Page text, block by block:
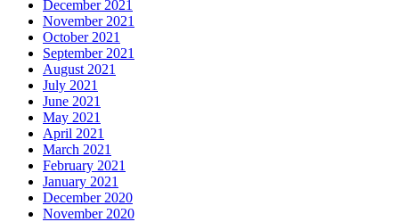
December 2021
November 2021
October 2021
September 2021
August 2021
July 2021
June 2021
May 2021
April 2021
March 2021
February 2021
January 2021
December 2020
November 2020